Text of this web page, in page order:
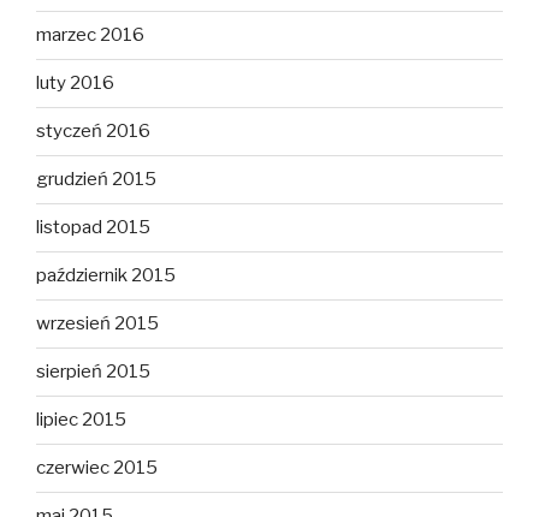
marzec 2016
luty 2016
styczeń 2016
grudzień 2015
listopad 2015
październik 2015
wrzesień 2015
sierpień 2015
lipiec 2015
czerwiec 2015